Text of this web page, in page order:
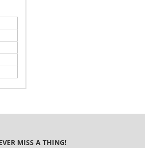
MISS A THING!